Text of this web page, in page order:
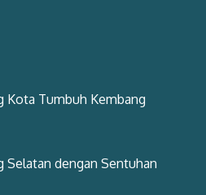
Kota Tumbuh Kembang
Selatan dengan Sentuhan